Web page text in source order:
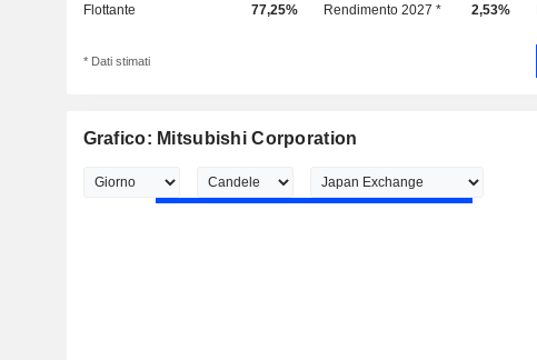
Flottante 77,25% Rendimento 2027 * 2,53%
* Dati stimati
Grafico: Mitsubishi Corporation